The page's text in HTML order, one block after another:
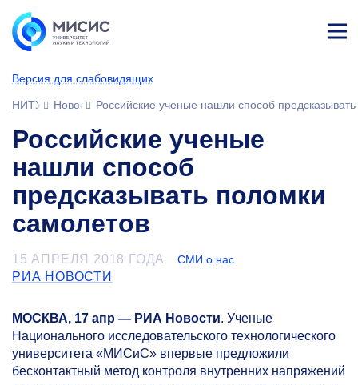
Версия для слабовидящих
ине
НИТУ МИСИС
НовостиРоссийские ученые нашли способ
Российские ученые
нашли способ
предсказывать поломки
самолетов
15 АПРЕЛЯ 2018 ГОДА СМИ о нас
РИА НОВОСТИ
МОСКВА, 17 апр — РИА Новости. Ученые
Национального исследовательского технологического
университета «МИСиС» впервые предложили
бесконтактный метод контроля внутренних напряжений